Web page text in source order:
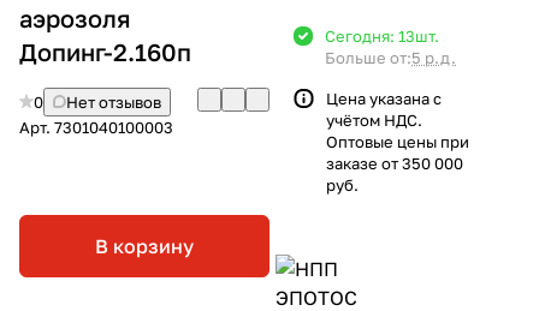
аэрозоля
Допинг-2.160п
0
Нет отзывов
Арт. 7301040100003
В корзину
Сегодня: 13шт.
Больше от:5 р.д.
Цена указана с
учётом НДС.
Оптовые цены при
заказе от 350 000
руб.